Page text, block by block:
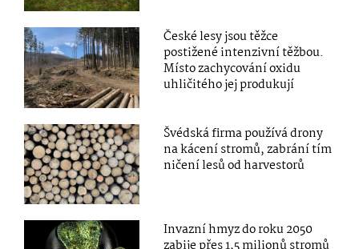
České lesy jsou těžce
postižené intenzivní těžbou.
Místo zachycování oxidu
uhličitého jej produkují
Švédská firma používá drony
na kácení stromů, zabrání tím
ničení lesů od harvestorů
Invazní hmyz do roku 2050